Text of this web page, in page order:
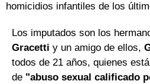
homicidios infantiles de los
Los imputados son los
Gracetti y un amigo de ellos,
todos de 21 años, quienes
de "abuso sexual calificado